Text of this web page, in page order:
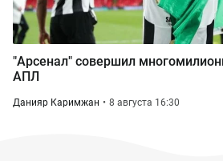
"Арсенал" совершил
АПЛ
Данияр Каримжан 8 августа 16:30